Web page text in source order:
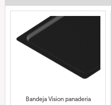
Bandeja Vision panaderia